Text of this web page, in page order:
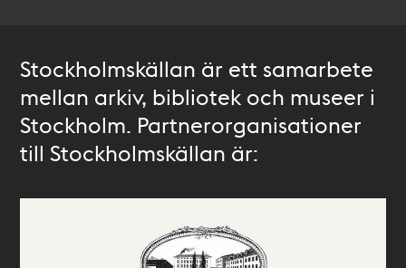
Stockholmskällan är ett samarbete
mellan arkiv, bibliotek och museer i
Stockholm. Partnerorganisationer
till Stockholmskällan är: